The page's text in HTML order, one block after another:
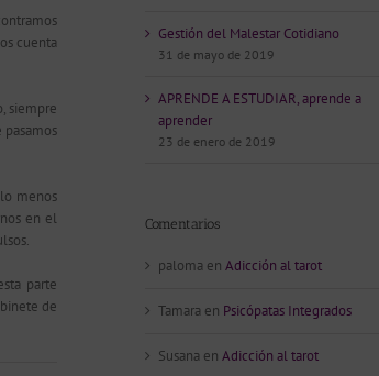
cuenta
siempre
menos
en el
parte
de
Gestión del Malestar Cotidiano
31 de mayo de 2019
APRENDE A ESTUDIAR, aprende a
aprender
23 de enero de 2019
Comentarios
paloma enAdicción al tarot
Tamara en Psicópatas Integrados
Susana enAdicción al tarot